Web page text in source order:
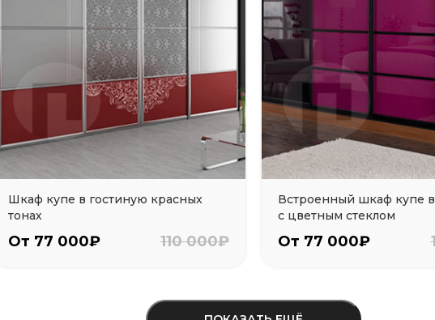
Шкаф купе в гостиную красных
тонах
От 77 000₽ 110 000₽
Встроенный шкаф купе
с цветным стеклом
От 77 000₽